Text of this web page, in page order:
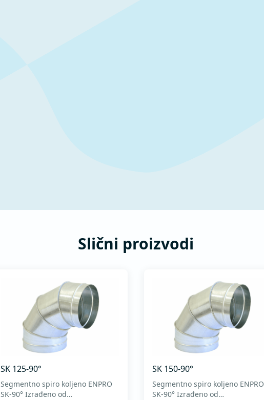
Slični proizvodi
SK 125-90°
Segmentno spiro koljeno ENPRO
SK-90° Izrađeno od
SK 150-90°
Segmentno spiro koljeno ENPRO
SK-90° Izrađeno od